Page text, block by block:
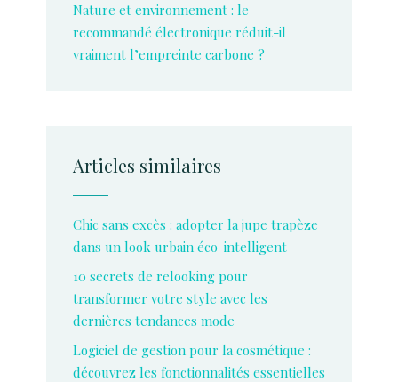
Nature et environnement : le
recommandé électronique réduit-il
vraiment l’empreinte carbone ?
Articles similaires
Chic sans excès : adopter la jupe trapèze
dans un look urbain éco-intelligent
10 secrets de relooking pour
transformer votre style avec les
dernières tendances mode
Logiciel de gestion pour la cosmétique :
découvrez les fonctionnalités essentielles